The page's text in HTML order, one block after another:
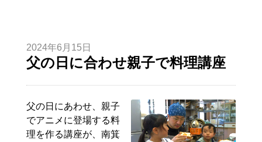
2024年6月15日
父の日に合わせ親子で料理講座
父の日にあわせ、親子
でアニメに登場する料
理を作る講座が、南箕